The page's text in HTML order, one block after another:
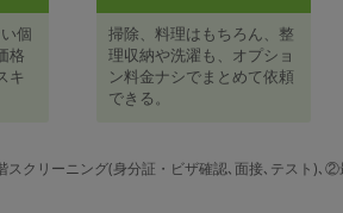
個
格
キ
掃除、料理はもちろん、整
理収納や洗濯も、オプショ
ン料金ナシでまとめて依頼
できる。
クリーニング(身分証・ビザ確認､面接､テスト)､